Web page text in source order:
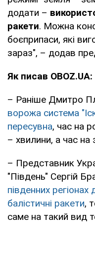
додати –
ракети. Можна
боєприпаси, які
зараз", – додав
Як писав OBOZ.UA:
– Раніше Дмитро
ворожа система
пересувна, час на
– хвилини, а час
– Представник
"Південь" Сергій
південних
балістичні ракети,
саме на такий вид